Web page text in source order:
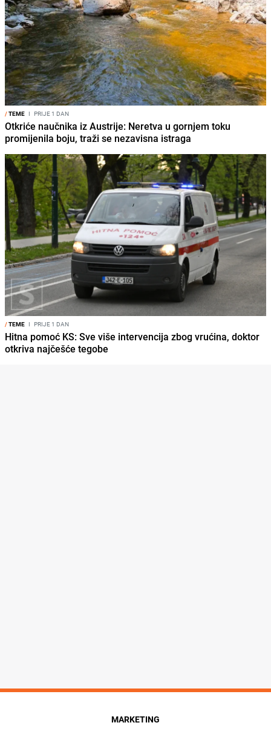
/TEME I PRIJE 1 DAN
Otkriće naučnika iz Austrije: Neretva u gornjem toku
promijenila boju, traži se nezavisna istraga
/TEME I PRIJE 1 DAN
Hitna pomoć KS: Sve više intervencija zbog vrućina, doktor
otkriva najčešće tegobe
MARKETING